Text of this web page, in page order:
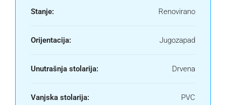
Stanje: Renovirano
Orijentacija: Jugozapad
Unutrašnja stolarija: Drvena
Vanjska stolarija: PVC